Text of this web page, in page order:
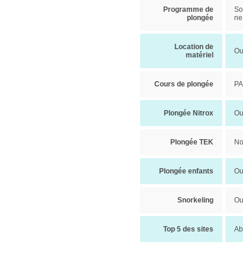
Programme de
plongée
Location de
matériel
Cours de plongée
Plongée Nitrox
Plongée TEK
Plongée enfants
Snorkeling
Top 5 des sites